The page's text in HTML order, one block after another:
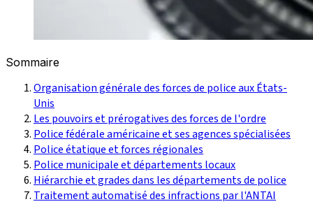
Sommaire
Organisation générale des forces de police aux États-
Unis
Les pouvoirs et prérogatives des forces de l'ordre
Police fédérale américaine et ses agences spécialisées
Police étatique et forces régionales
Police municipale et départements locaux
Hiérarchie et grades dans les départements de police
Traitement automatisé des infractions par l'ANTAI